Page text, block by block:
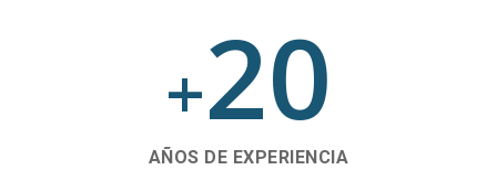
+20
AÑOS DE EXPERIENCIA